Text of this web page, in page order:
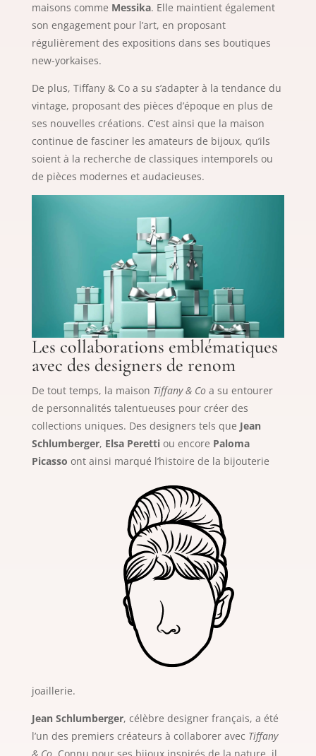
maisons comme Messika. Elle maintient également
son engagement pour l’art, en proposant
régulièrement des expositions dans ses boutiques
new-yorkaises.
De plus, Tiffany & Co a su s’adapter à la tendance du
vintage, proposant des pièces d’époque en plus de
ses nouvelles créations. C’est ainsi que la maison
continue de fasciner les amateurs de bijoux, qu’ils
soient à la recherche de classiques intemporels ou
de pièces modernes et audacieuses.
Les collaborations emblématiques
avec des designers de renom
De tout temps, la maison Tiffany & Coa su entourer
de personnalités talentueuses pour créer des
collections uniques. Des designers tels que Jean
Schlumberger, Elsa Perettiou encore Paloma
Picasso ont ainsi marqué l’histoire de la bijouterie
joaillerie.
Jean Schlumberger, célèbre designer français, a été
l’un des premiers créateurs à collaborer avec Tiffany